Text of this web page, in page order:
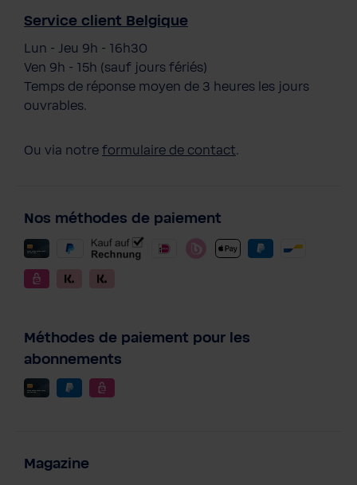
Service client Belgique
Lun - Jeu 9h - 16h30
Ven 9h - 15h (sauf jours fériés)
Temps de réponse moyen de 3 heures les jours
ouvrables.
Ou via notre formulaire de contact.
Nos méthodes de paiement
Méthodes de paiement pour les
abonnements
Magazine